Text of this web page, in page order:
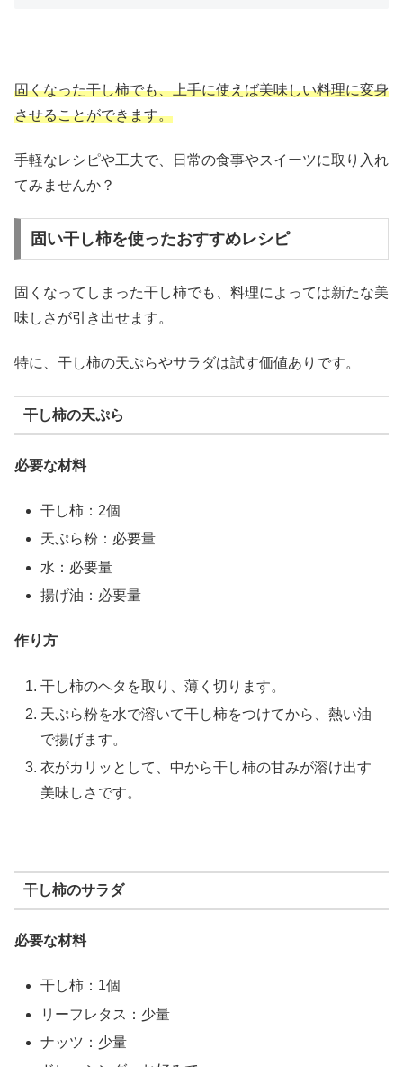
固くなった干し柿でも、上手に使えば美味しい料理に変身
させることができます。
手軽なレシピや工夫で、日常の食事やスイーツに取り入れ
てみませんか？
固い干し柿を使ったおすすめレシピ
固くなってしまった干し柿でも、料理によっては新たな美
味しさが引き出せます。
特に、干し柿の天ぷらやサラダは試す価値ありです。
干し柿の天ぷら
必要な材料
干し柿：2個
天ぷら粉：必要量
水：必要量
揚げ油：必要量
作り方
干し柿のヘタを取り、薄く切ります。
天ぷら粉を水で溶いて干し柿をつけてから、熱い油
で揚げます。
衣がカリッとして、中から干し柿の甘みが溶け出す
美味しさです。
干し柿のサラダ
必要な材料
干し柿：1個
リーフレタス：少量
ナッツ：少量